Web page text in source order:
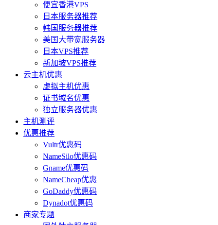
便宜香港VPS
日本服务器推荐
韩国服务器推荐
美国大带宽服务器
日本VPS推荐
新加坡VPS推荐
云主机优惠
虚拟主机优惠
证书域名优惠
独立服务器优惠
主机测评
优惠推荐
Vultr优惠码
NameSilo优惠码
Gname优惠码
NameCheap优惠
GoDaddy优惠码
Dynadot优惠码
商家专题